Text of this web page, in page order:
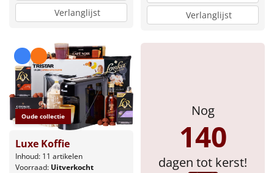
Verlanglijst
Verlanglijst
Oude collectie
Luxe Koffie
Inhoud: 11 artikelen
Voorraad: Uitverkocht
Nog
140
dagen tot kerst!